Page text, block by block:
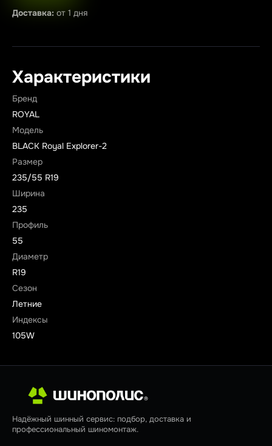
Доставка: от 1 дня
Характеристики
Бренд
ROYAL
Модель
BLACK Royal Explorer-2
Размер
235/55 R19
Ширина
235
Профиль
55
Диаметр
R19
Сезон
Летние
Индексы
105W
Надёжный шинный сервис: подбор, доставка и
профессиональный шиномонтаж.